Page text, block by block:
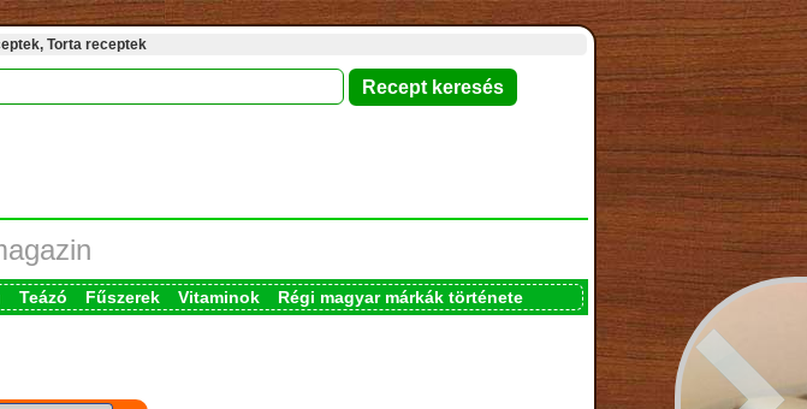
Torta receptek
Teázó Fűszerek Vitaminok
Régi magyar márkák története